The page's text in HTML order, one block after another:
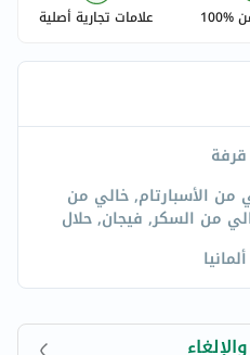
علامات تجارية أصلية
قرفة
من الأسبارتام, خالي من
من السكر, فيجان, حلال
ألمانيا